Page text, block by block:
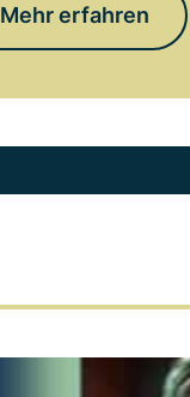
Mehr erfahren